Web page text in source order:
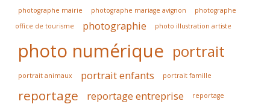
photographe mairie
photographe mariage avignon
photographe
office de tourisme
photographie photo illustration artiste
photo numérique portrait
portrait animaux portrait enfants portrait famille
reportage reportage entreprise reportage